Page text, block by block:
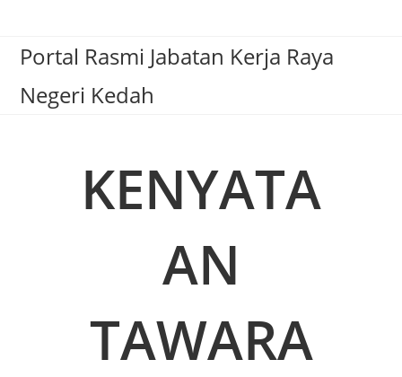
Portal Rasmi Jabatan Kerja Raya
Negeri Kedah
KENYATA
AN
TAWARA